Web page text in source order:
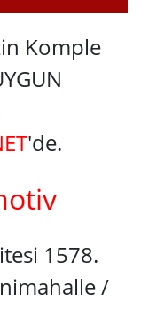
Komple
'de.
1578.
/